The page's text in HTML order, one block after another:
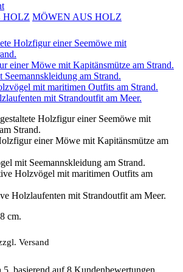
HOLZ MÖWEN AUS HOLZ
cm.
Versand